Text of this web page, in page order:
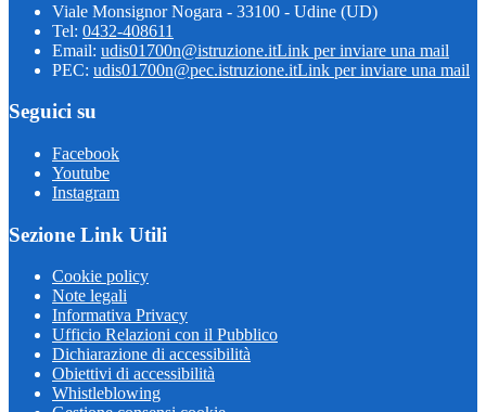
Viale Monsignor Nogara - 33100 - Udine (UD)
Tel: 0432-408611
Email: udis01700n@istruzione.itLink per inviare una mail
PEC: udis01700n@pec.istruzione.itLink per inviare una mail
Seguici su
Facebook
Youtube
Instagram
Sezione Link Utili
Cookie policy
Note legali
Informativa Privacy
Ufficio Relazioni con il Pubblico
Dichiarazione di accessibilità
Obiettivi di accessibilità
Whistleblowing